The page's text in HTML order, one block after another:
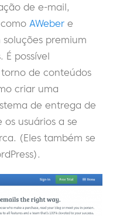
de e-mail,
AWeber e
premium
É possível
de conteúdos
criar uma
de entrega de
usuários a se
(Eles também se